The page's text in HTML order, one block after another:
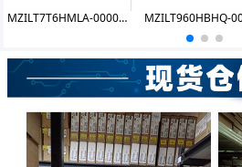
MZILT7T6HMLA-00007 PM1643 7.68TB SSD